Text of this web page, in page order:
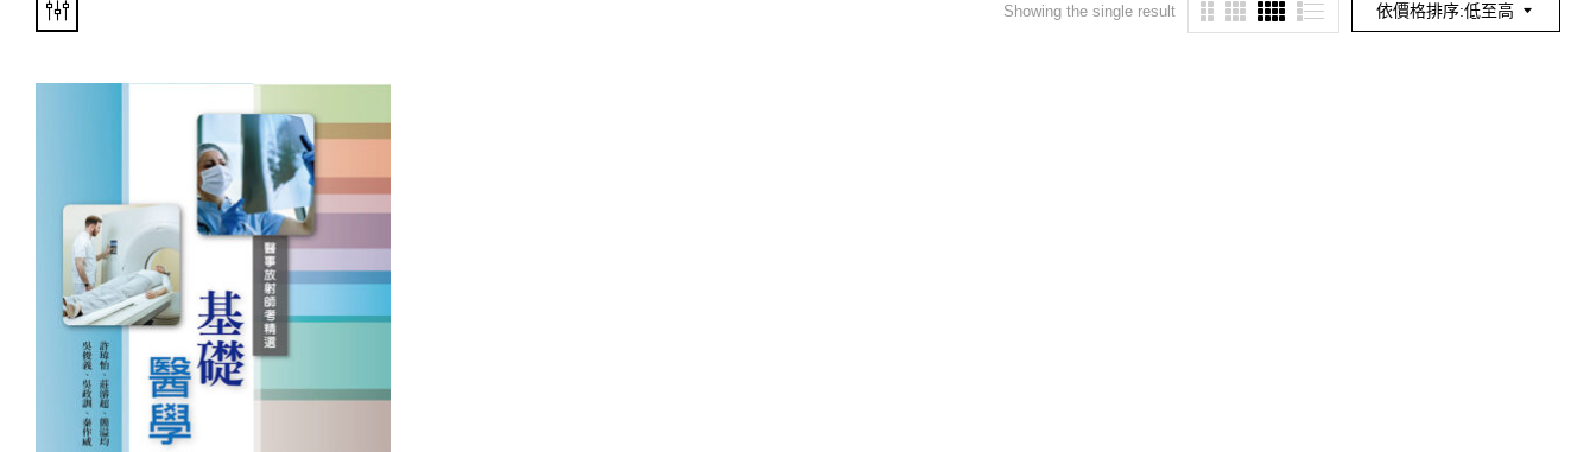
依價格排序:低至高
Showing the single result